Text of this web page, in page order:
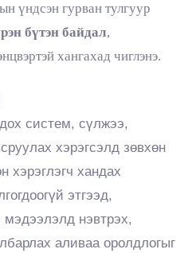
үндсэн гурван тулгуур
бүтэн байдал,
хангахад чиглэнэ.
систем, сүлжээ,
хэрэгсэлд зөвхөн
хэрэглэгч хандах
этгээд,
мэдээлэлд нэвтрэх,
аливаа оролдлогыг